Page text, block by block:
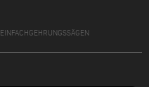
EINFACHGEHRUNGSSÄGEN